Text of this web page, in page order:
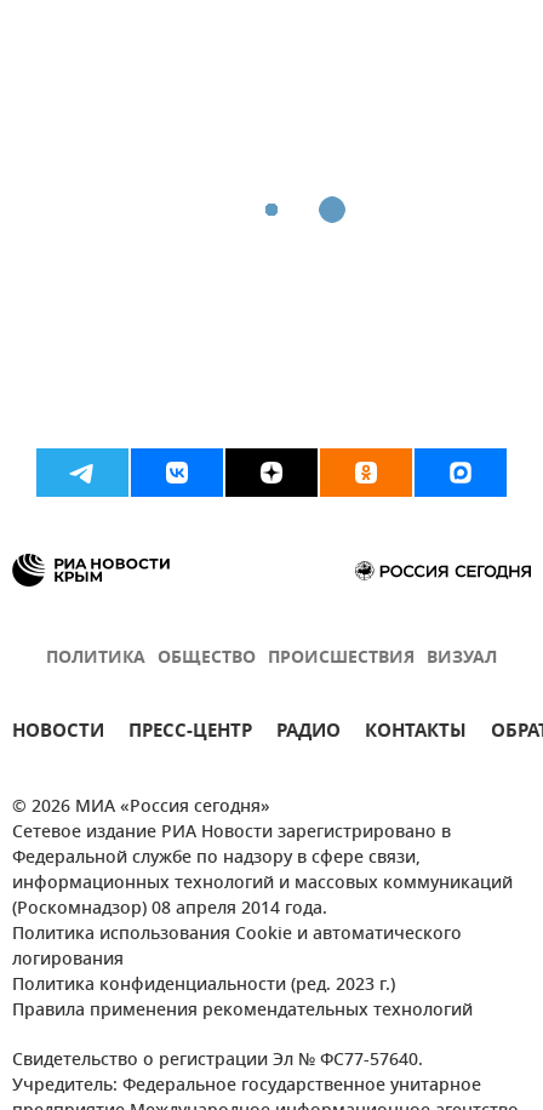
ПОЛИТИКА ОБЩЕСТВО ПРОИСШЕСТВИЯ ВИЗУАЛ
НОВОСТИ ПРЕСС-ЦЕНТР РАДИО КОНТАКТЫ
© 2026 МИА «Россия сегодня»
Сетевое издание РИА Новости зарегистрировано в
Федеральной службе по надзору в сфере связи,
информационных технологий и массовых коммуникаций
(Роскомнадзор) 08 апреля 2014 года.
Политика использования Cookie и автоматического
логирования
Политика конфиденциальности (ред. 2023 г.)
Правила применения рекомендательных технологий
Свидетельство о регистрации Эл № ФС77-57640.
Учредитель: Федеральное государственное унитарное